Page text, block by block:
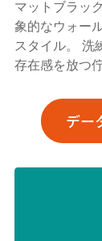
マットブラッ
象的なウォー
スタイル。 洗
存在感を放つ
デー